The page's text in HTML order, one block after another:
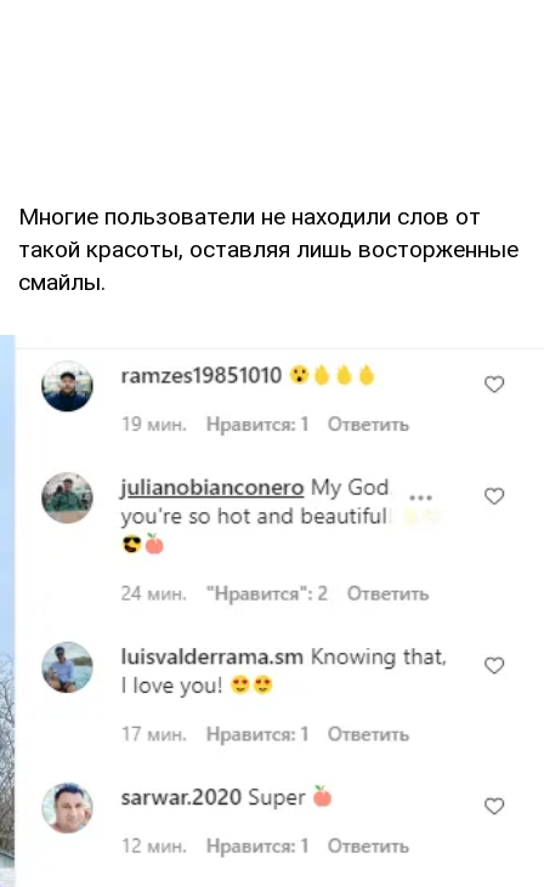
Многие пользователи не находили слов от
такой красоты, оставляя лишь восторженные
смайлы.